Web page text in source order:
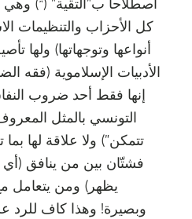
اصطلاحا ب”التقية” (*) وهي
كل الأحزاب والتنظيمات
أنواعها وتوجهاتها) ولها
الأدبيات الإسلاموية (فقه
إنها فقط أحد ضروب
التونسي بالمثل
تتمكن”) ولا علاقة لها بما
فشتّان بين من ينافق
يظهر) ومن يتعامل
وبصيرة! وهذا كاف للرد